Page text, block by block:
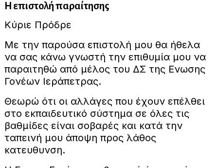
Η επιστολή παραίτησης
Κύριε Πρόδρε
Με την παρούσα επιστολή μου θα ήθελα
να σας κάνω γνωστή την επιθυμία μου να
παραιτηθώ από μέλος του ΔΣ της Ενωσης
Γονέων Ιεράπετρας.
Θεωρώ ότι οι αλλάγες που έχουν επέλθει
στο εκπαιδευτικό σύστημα σε όλες τις
βαθμίδες είναι σοβαρές και κατά την
ταπεινή μου άποψη προς λάθος
κατευθυνση.